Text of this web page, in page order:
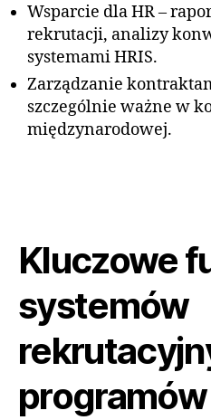
Wsparcie dla HR –
rekrutacji, analizy
systemami HRIS.
Zarządzanie
szczególnie ważne w
międzynarodowej.
Kluczowe
systemów
programów